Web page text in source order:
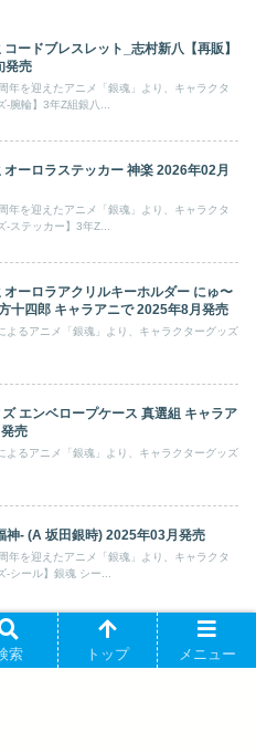
ードブレスレット_志村新八【再販】
発売
年を迎えたアニメ「銀魂」より、キャラクタ
-腕輪】3年Z組銀八...
オーロラステッカー 神楽 2026年02月
年を迎えたアニメ「銀魂」より、キャラクタ
-ステッカー】3年Z...
オーロラアクリルキーホルダー にゅ〜
十四郎 キャラアニで 2025年8月発売
よるアニメ「銀魂」より、キャラクターグッズ
エンベロープケース 真選組 キャラア
売
よるアニメ「銀魂」より、キャラクターグッズ
神- (A 坂田銀時) 2025年03月発売
年を迎えたアニメ「銀魂」より、キャラクタ
-シール】銀魂 シー...
ステッカーセット 沖田総悟 焼き芋
索 トップ メニュー